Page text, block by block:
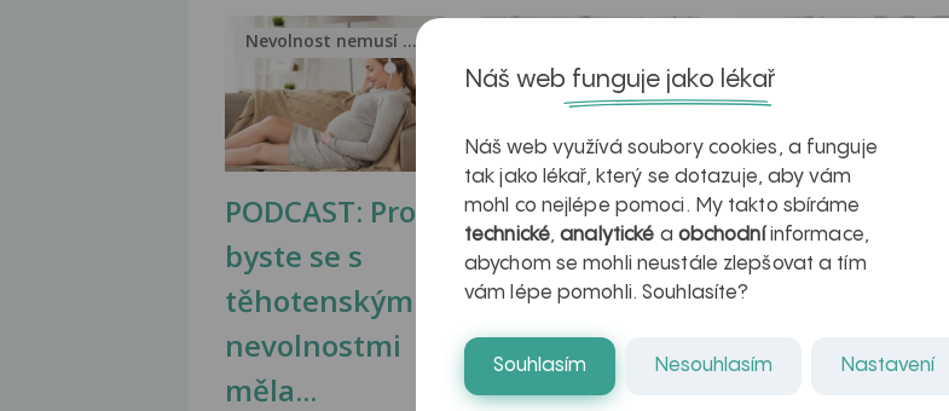
PODCAST: Proč
byste se s
těhotenskými
nevolnostmi
měla...
Nevolnost nemusí být nutnou...
Ztukovatění
jater v datech a
obrazech
Inovativní
léčba
myastenie –
Náš web funguje jako lékař
Náš web využívá soubory cookies, a funguje
tak jako lékař, který se dotazuje, aby vám
mohl co nejlépe pomoci. My takto sbíráme
technické,analytické a obchodníinformace,
abychom se mohli neustále zlepšovat a tím
vám lépe pomohli. Souhlasíte?
Souhlasím Nesouhlasím Nastavení